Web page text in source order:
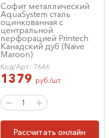
Софит металлический
AquaSystem сталь
оцинкованная с
центральной
перфорацией Printech
Канадский дуб (Naive
Maroon)
Код/Арт.: 7646
1379 руб./шт
Рассчитать онлайн